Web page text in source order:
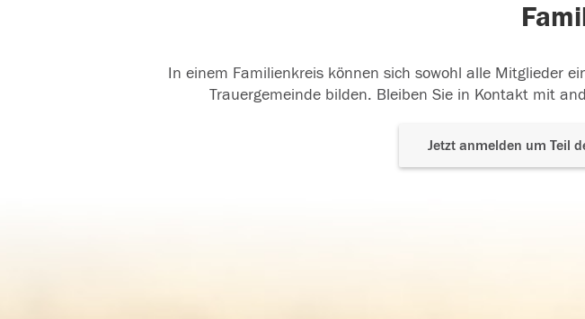
In einem Familienkreis können sich sowohl alle Mitglieder
Trauergemeinde bilden. Bleiben Sie in Kontakt mit
Jetzt anmelden um Teil